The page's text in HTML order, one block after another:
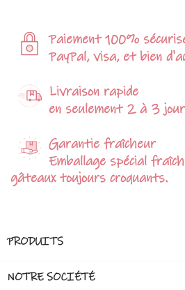
Paiement 100%
PayPal, visa, et bien
Livraison rapide
en seulement 2 à 3
Garantie fraîcheur
Emballage spécial
gâteaux toujours croquants.
PRODUITS
NOTRE SOCIÉTÉ